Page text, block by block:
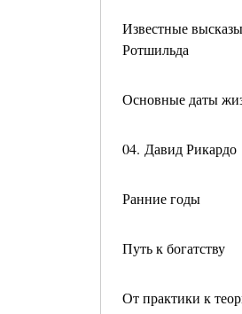
Известные
Ротшильда
Основные даты
04. Давид Рикардо
Ранние годы
Путь к богатству
От практики к